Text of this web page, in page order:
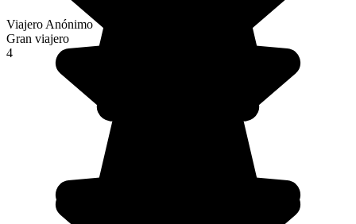
Viajero Anónimo
Gran viajero
4